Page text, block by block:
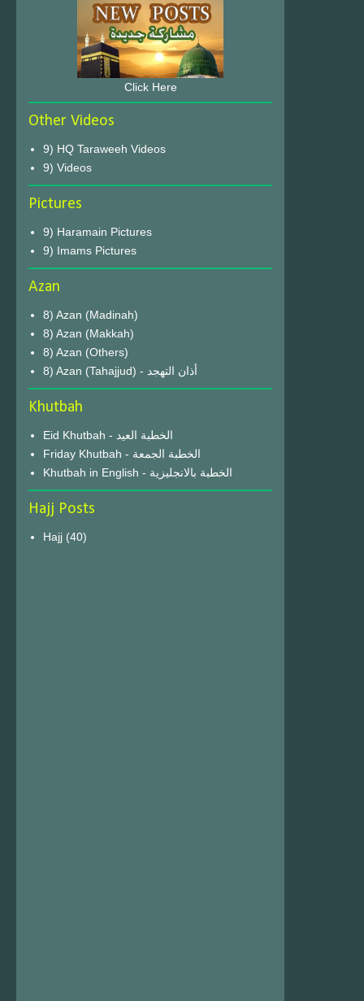
Click Here
Other Videos
9) HQ Taraweeh Videos
9) Videos
Pictures
9) Haramain Pictures
9) Imams Pictures
Azan
8) Azan (Madinah)
8) Azan (Makkah)
8) Azan (Others)
8) Azan (Tahajjud) - أذان التهجد
Khutbah
Eid Khutbah - الخطبة العيد
Friday Khutbah - الخطبة الجمعة
Khutbah in English - الخطبة بالانجليزية
Hajj Posts
Hajj (40)